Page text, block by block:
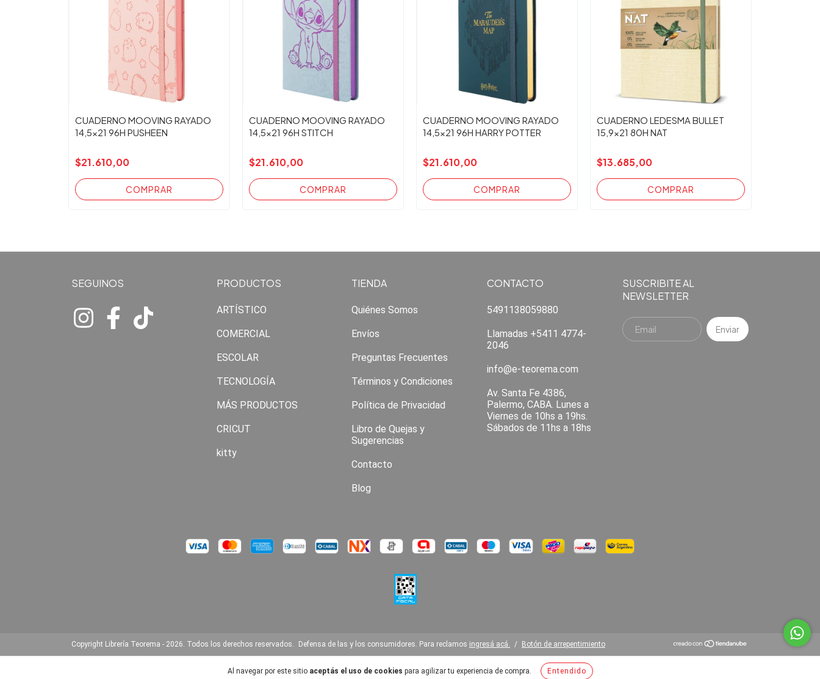
Al navegar por este sitio aceptás el uso de cookies para agilizar tu experiencia de compra. Entendido
CUADERNO MOOVING RAYADO
14,5x21 96H PUSHEEN
$21.610,00
CUADERNO MOOVING RAYADO
14,5x21 96H STITCH
$21.610,00
CUADERNO MOOVING RAYADO
14,5x21 96H HARRY POTTER
$21.610,00
CUADERNO LEDESMA BULLET
15,9x21 80H NAT
$13.685,00
SEGUINOS PRODUCTOS
ARTÍSTICO
COMERCIAL
ESCOLAR
TECNOLOGÍA
MÁS PRODUCTOS
CRICUT
kitty
TIENDA
Quiénes Somos
Envíos
Preguntas Frecuentes
Términos y Condiciones
Política de Privacidad
Libro de Quejas y
Sugerencias
Contacto
Blog
CONTACTO
5491138059880
Llamadas +5411 4774-
2046
info@e-teorema.com
Av. Santa Fe 4386,
Palermo, CABA. Lunes a
Viernes de 10hs a 19hs.
Sábados de 11hs a 18hs
SUSCRIBITE AL
NEWSLETTER
Copyright Librería Teorema - 2026. Todos los derechos reservados. Defensa de las y los consumidores. Para reclamos ingresá acá. / Botón de arrepentimiento